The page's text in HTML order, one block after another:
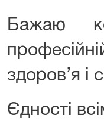
Бажаю
здоров’я і
Єдності